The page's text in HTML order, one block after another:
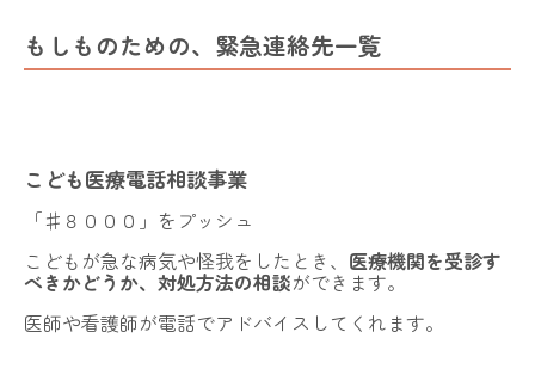
もしものための、緊急連絡先一覧
こども医療電話相談事業
「♯８０００」をプッシュ
こどもが急な病気や怪我をしたとき、 医療機関を受診す
べきかどうか、対処方法の相談ができます。
医師や看護師が電話でアドバイスしてくれます。